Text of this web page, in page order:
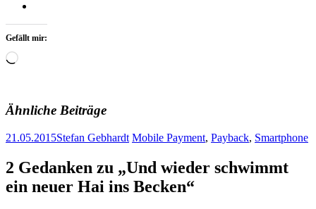
Gefällt mir:
Wird
Ähnliche Beiträge
21.05.2015Stefan Gebhardt Mobile Payment, Payback, Smartphone
Navigation
2 Gedanken zu „Und wieder schwimmt
ein neuer Hai ins Becken“